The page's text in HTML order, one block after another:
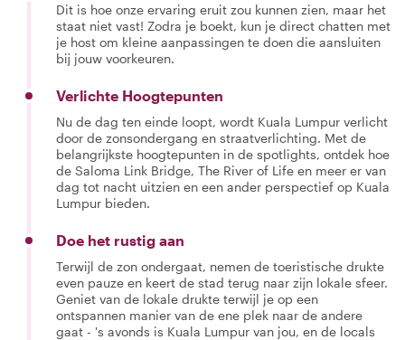
Dit is hoe onze ervaring eruit zou kunnen zien, maar het
staat niet vast! Zodra je boekt, kun je direct chatten met
je host om kleine aanpassingen te doen die aansluiten
bij jouw voorkeuren.
Verlichte Hoogtepunten
Nu de dag ten einde loopt, wordt Kuala Lumpur verlicht
door de zonsondergang en straatverlichting. Met de
belangrijkste hoogtepunten in de spotlights, ontdek hoe
de Saloma Link Bridge, The River of Life en meer er van
dag tot nacht uitzien en een ander perspectief op Kuala
Lumpur bieden.
Doe het rustig aan
Terwijl de zon ondergaat, nemen de toeristische drukte
even pauze en keert de stad terug naar zijn lokale sfeer.
Geniet van de lokale drukte terwijl je op een
ontspannen manier van de ene plek naar de andere
gaat - 's avonds is Kuala Lumpur van jou, en de locals